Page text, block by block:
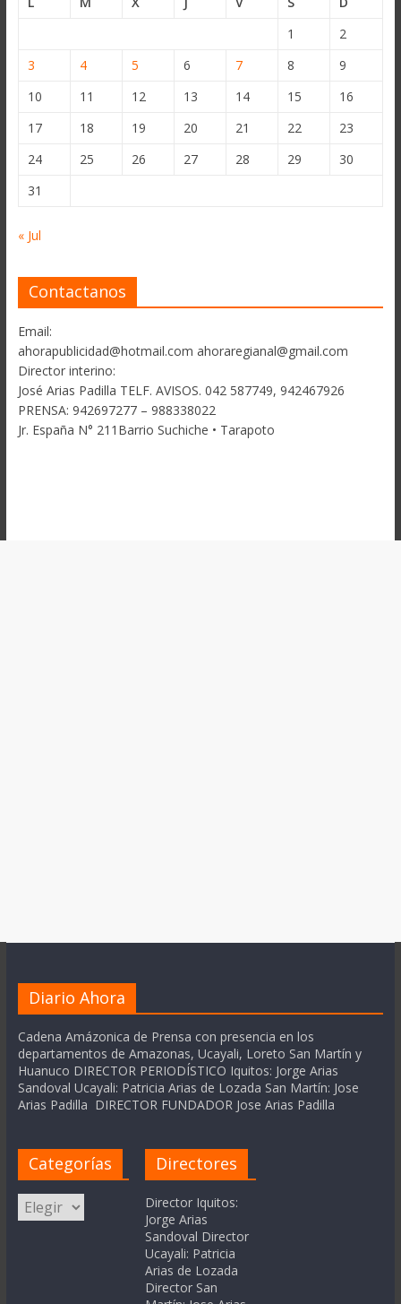
1
2
3
4 5 6 7 8
9
10
11 12 13 14 15
16
17
18 19 20 21 22
23
24
25 26 27 28 29
30
31
« Jul
Contactanos
Email:
ahorapublicidad@hotmail.com ahoraregianal@gmail.com
Director interino:
José Arias Padilla TELF. AVISOS. 042 587749, 942467926
PRENSA: 942697277 – 988338022
Jr. España N° 211Barrio Suchiche • Tarapoto
Diario Ahora
Cadena Amázonica de Prensa con presencia en los
departamentos de Amazonas, Ucayali, Loreto San Martín y
Huanuco DIRECTOR PERIODÍSTICO Iquitos: Jorge Arias
Sandoval Ucayali: Patricia Arias de Lozada San Martín: Jose
Arias Padilla DIRECTOR FUNDADOR Jose Arias Padilla
Categorías
Categorías
Directores
Director Iquitos:
Jorge Arias
Sandoval Director
Ucayali: Patricia
Arias de Lozada
Director San